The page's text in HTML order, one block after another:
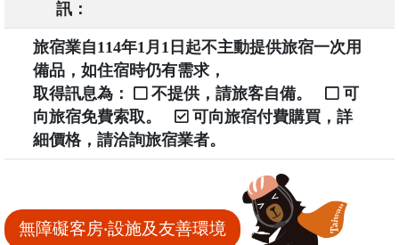
訊：
旅宿業自114年1月1日起不主動提供旅宿一次用
備品，如住宿時仍有需求，
取得訊息為：
不提供，請旅客自備。
可
向旅宿免費索取。
可向旅宿付費購買，詳
細價格，請洽詢旅宿業者。
無障礙客房‧設施及友善環境